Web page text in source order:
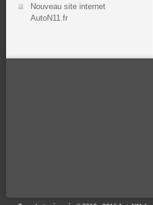
Nouveau site internet
AutoN11.fr